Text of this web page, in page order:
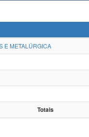
E METALÚRGICA
Totais